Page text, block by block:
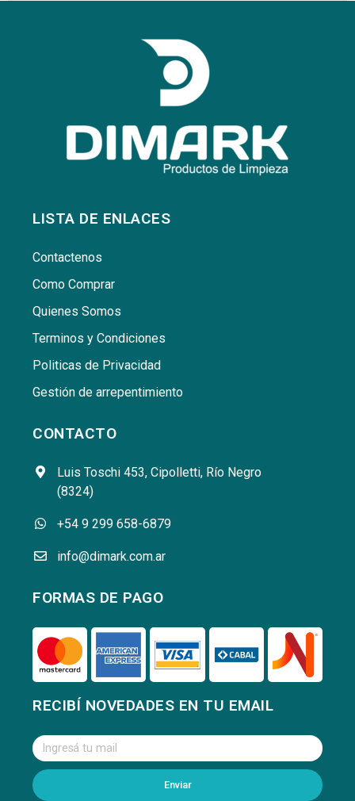
LISTA DE ENLACES
Contactenos
Como Comprar
Quienes Somos
Terminos y Condiciones
Politicas de Privacidad
Gestión de arrepentimiento
CONTACTO
Luis Toschi 453, Cipolletti, Río Negro
(8324)
+54 9 299 658-6879
info@dimark.com.ar
FORMAS DE PAGO
RECIBÍ NOVEDADES EN TU EMAIL
Enviar